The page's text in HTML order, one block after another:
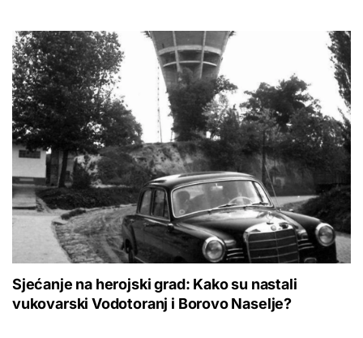
Sjećanje na herojski grad: Kako su nastali
vukovarski Vodotoranj i Borovo Naselje?